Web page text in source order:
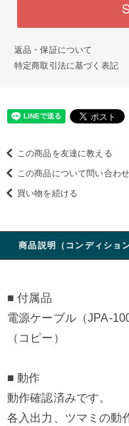
返品・保証について
特定商取引法に基づく表記
この商品を友達に教える
この商品について問い合わ
買い物を続ける
商品説明（コンディション
■ 付属品
電源ケーブル（JPA-
（コピー）
■ 動作
動作確認済みです。
各入出力、ツマミの動